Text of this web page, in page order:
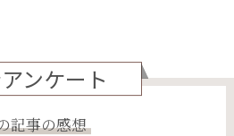
ンケート
記事の感想